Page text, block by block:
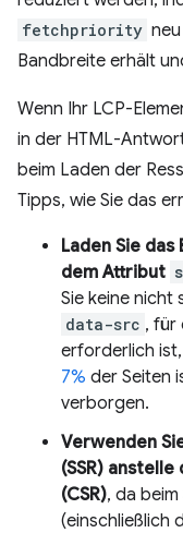
fetchpriority
Bandbreite erhält
Wenn Ihr LCP-
in der HTML-
beim Laden der
Tipps, wie Sie das
Laden Sie
dem Attribut
Sie keine
data-src , für
erforderlich
7% der Seiten
verborgen.
Verwenden
(SSR)
(CSR), da
(einschließlich